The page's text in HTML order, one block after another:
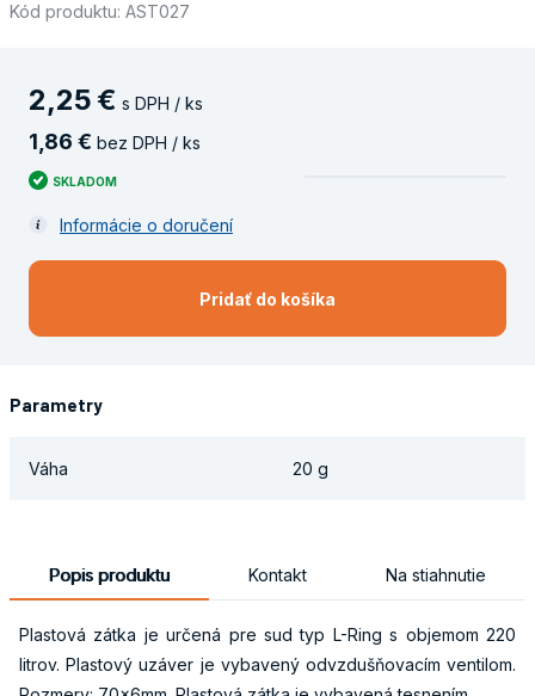
Kód produktu: AST027
2,25 € s DPH / ks
1 86 € bez DPH / ks
SKLADOM
Informácie o doručení
Pridať do košíka
Parametry
Váha 20 g
Popis produktu Kontakt Na stiahnutie
Plastová zátka je určená pre sud typ L-Ring s objemom 220
litrov. Plastový uzáver je vybavený odvzdušňovacím ventilom.